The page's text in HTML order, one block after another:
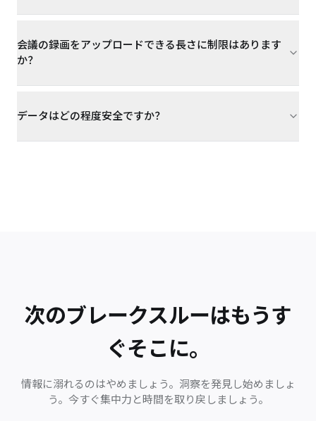
会議の録画をアップロードできる長さに制限はあります
か？
データはどの程度安全ですか？
次のブレークスルーはもうす
ぐそこに。
情報に溺れるのはやめましょう。洞察を発見し始めましょ
う。今すぐ集中力と時間を取り戻しましょう。